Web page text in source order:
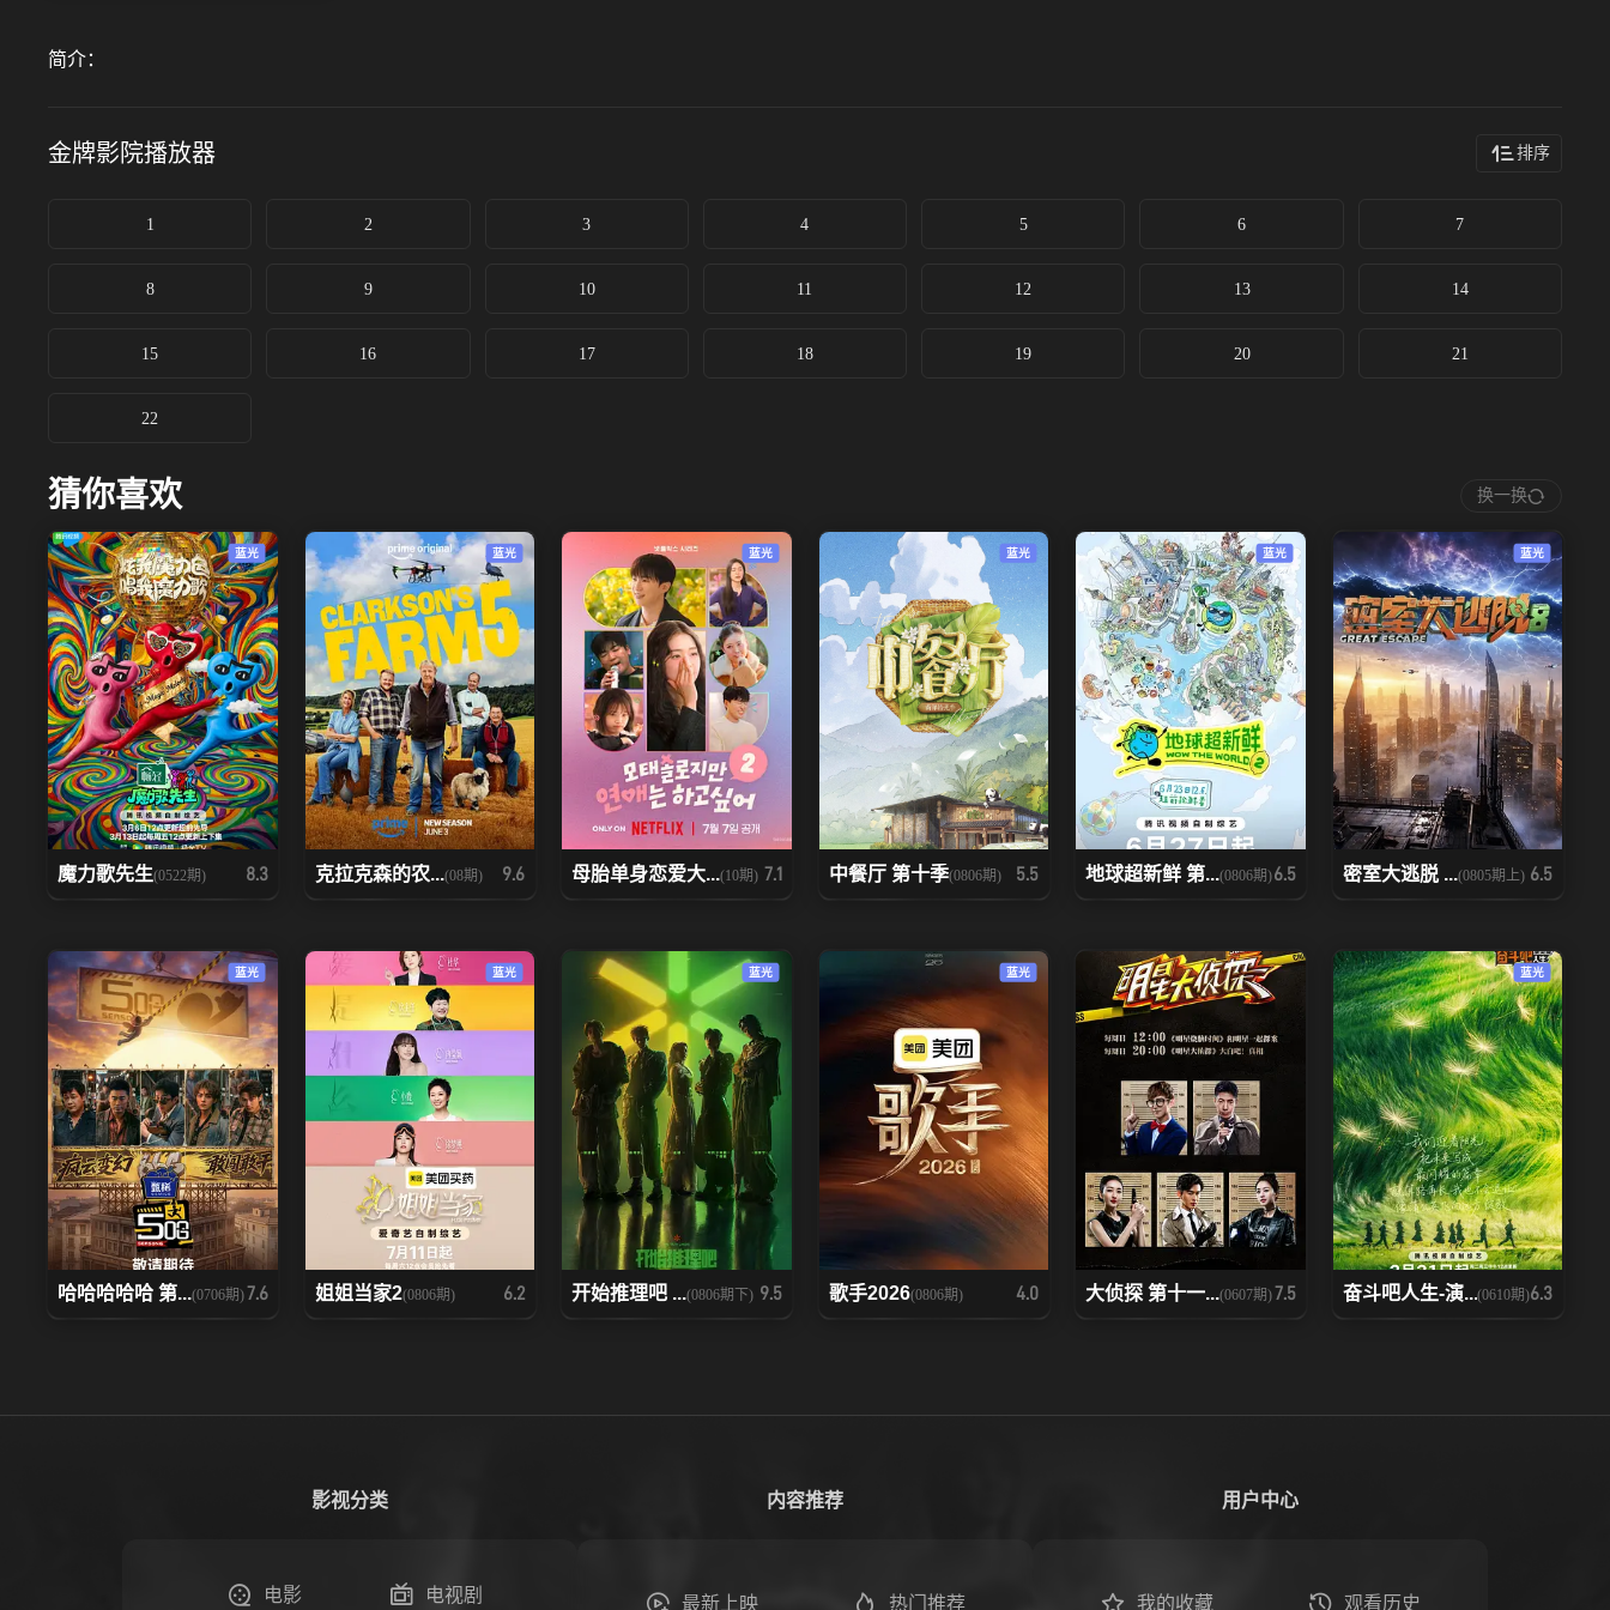
简介：
金牌影院播放器 排序
1 2 3 4 5 6 7
8 9 10 11 12 13 14
15 16 17 18 19 20 21
22
猜你喜欢 换一换
蓝光
魔力歌先生(0522期) 8.3
蓝光
克拉克森的农...(08期) 9.6
蓝光
母胎单身恋爱大...(10期) 7.1
蓝光
中餐厅 第十季(0806期) 5.5
蓝光
地球超新鲜 第...(0806期)6.5
蓝光
密室大逃脱 ...(0805期上) 6.5
蓝光
哈哈哈哈哈 第...(0706期)7.6
蓝光
姐姐当家2(0806期) 6.2
蓝光
开始推理吧 ...(0806期下) 9.5
蓝光
歌手2026(0806期) 4.0 大侦探 第十一...(0607期)7.5
蓝光
奋斗吧人生-演...(0610期)6.3
影视分类
电影 电视剧
内容推荐
最新上映 热门推荐
用户中心
我的收藏 观看历史